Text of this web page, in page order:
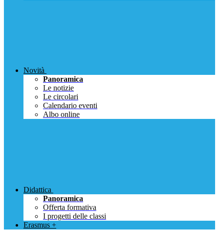
Novità
Panoramica
Le notizie
Le circolari
Calendario eventi
Albo online
Didattica
Panoramica
Offerta formativa
I progetti delle classi
Erasmus +